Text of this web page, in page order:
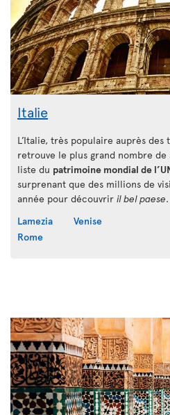
Italie
L’Italie, très populaire auprès des
retrouve le plus grand nombre
liste du patrimoine mondial de
surprenant que des millions de
année pour découvrir il bel paese.
Lamezia
Rome
Venise